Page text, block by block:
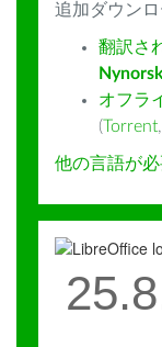
追加ダウン
翻訳さ
Nynorsk
オフラ
(Torrent
他の言語が必